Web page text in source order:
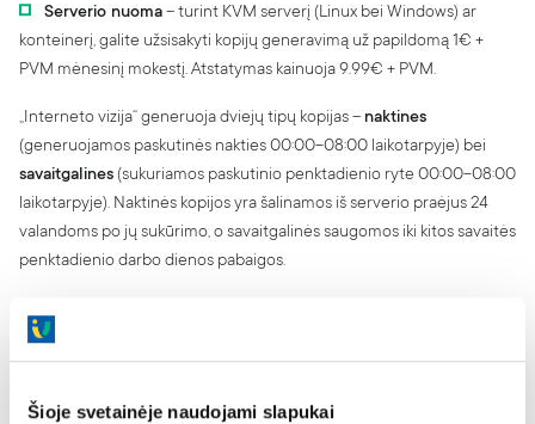
Šioje svetainėje naudojami slapukai
Serverio nuoma– turint KVM serverį (Linux bei Windows) ar
konteinerį, galite užsisakyti kopijų generavimą už papildomą 1€ +
PVM mėnesinį mokestį. Atstatymas kainuoja 9.99€ + PVM.
„Interneto vizija“ generuoja dviejų tipų kopijas – naktines
(generuojamos paskutinės nakties 00:00-08:00 laikotarpyje) bei
savaitgalines (sukuriamos paskutinio penktadienio ryte 00:00-08:00
laikotarpyje). Naktinės kopijos yra šalinamos iš serverio praėjus 24
valandoms po jų sukūrimo, o savaitgalinės saugomos iki kitos savaitės
penktadienio darbo dienos pabaigos.
pavyzdžiui, Profesionalaus hostingo bei svetainės ir el. pašto
talpinimo paslaugose galime atstatytivisus duomenisarbakonkretų